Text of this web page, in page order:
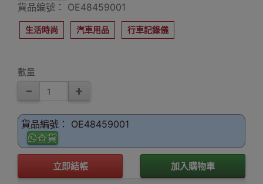
貨品編號： OE48459001
生活時尚 汽車用品 行車記錄儀
數量
貨品編號： OE48459001
查貨
立即結帳 加入購物車